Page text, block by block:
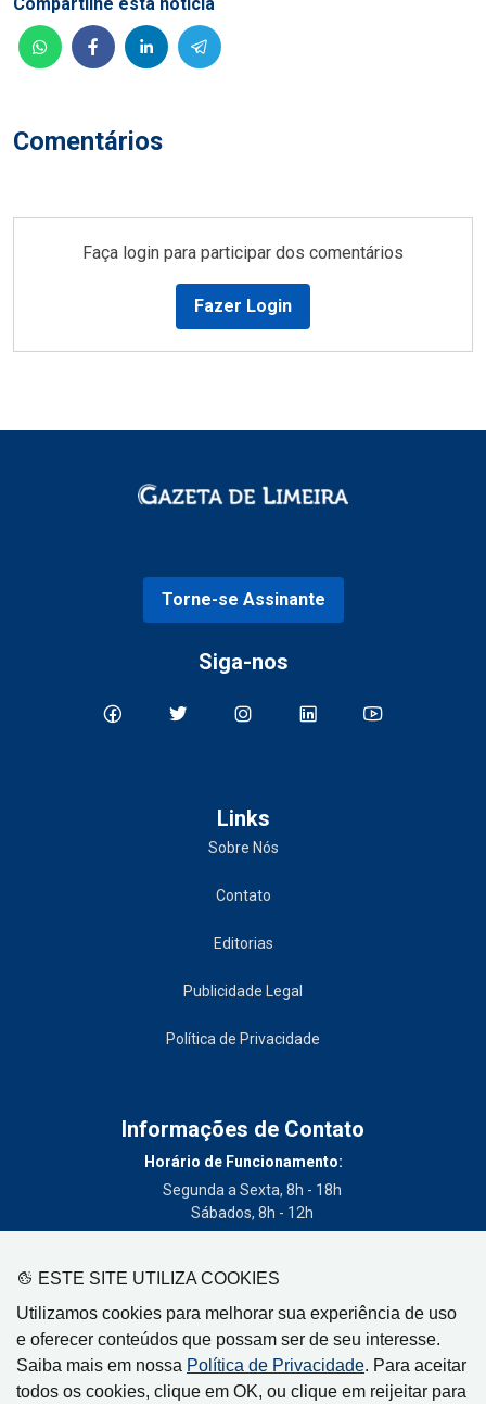
ESTE SITE UTILIZA COOKIES
Utilizamos cookies para melhorar sua experiência de uso
e oferecer conteúdos que possam ser de seu interesse.
Saiba mais em nossa Política de Privacidade. Para aceitar
todos os cookies, clique em OK, ou clique em reijeitar para
Comentários
Faça login para participar dos comentários
Fazer Login
Torne-se Assinante
Siga-nos
Links
Sobre Nós
Contato
Editorias
Publicidade Legal
Política de Privacidade
Informações de Contato
Horário de Funcionamento:
Segunda a Sexta, 8h - 18h
Sábados, 8h - 12h
(19) 3404-3700
Circulação:
Limeira - SP, Artur Nogueira - SP, Cordeirópolis - SP,
Engenheiro Coelho - SP, Iracemápolis - SP